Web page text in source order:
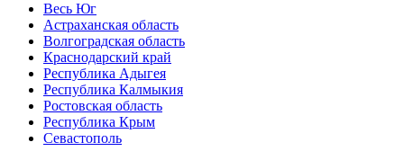
Весь Юг
Астраханская область
Волгоградская область
Краснодарский край
Республика Адыгея
Республика Калмыкия
Ростовская область
Республика Крым
Севастополь